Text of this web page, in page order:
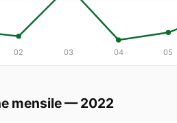
02 03 04 05
mensile — 2022